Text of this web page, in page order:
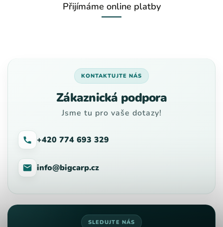
Přijímáme online platby
KONTAKTUJTE NÁS
Zákaznická podpora
Jsme tu pro vaše dotazy!
+420 774 693 329
info@bigcarp.cz
SLEDUJTE NÁS